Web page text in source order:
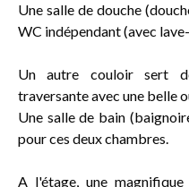
Une salle de douche
WC indépendant (avec
Un autre couloir sert
traversante avec une belle
Une salle de bain
pour ces deux chambres.
A l'étage, une